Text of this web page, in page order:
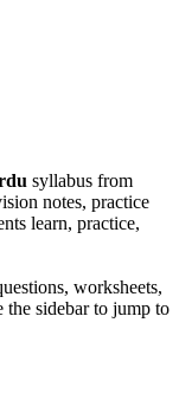
syllabus from
notes, practice
learn, practice,
worksheets,
sidebar to jump to